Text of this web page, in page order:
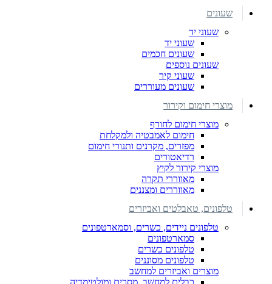
שעונים
שעוני יד
שעוני יד
שעונים חכמים
שעונים נוספים
שעוני קיר
שעונים מעוררים
מוצרי חימום וקירור
מוצרי חימום לחורף
חימום לאמבטיה ולמקלחת
מפזרים, מקרנים ותנורי חימום
רדיאטורים
מוצרי קירור לקיץ
מאווררי תקרה
מאווררים ומצננים
טלפונים, טאבלטים ואביזרים
טלפונים ניידים, כשרים, וסמארטפונים
סמארטפונים
טלפונים כשרים
טלפונים מסוננים
מוצרים ואביזרים למחשב
כבלים למחשב, מסכים ומולטימדיה